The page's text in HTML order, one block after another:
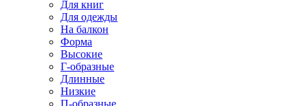
Для книг
Для одежды
На балкон
Форма
Высокие
Г-образные
Длинные
Низкие
П-образные